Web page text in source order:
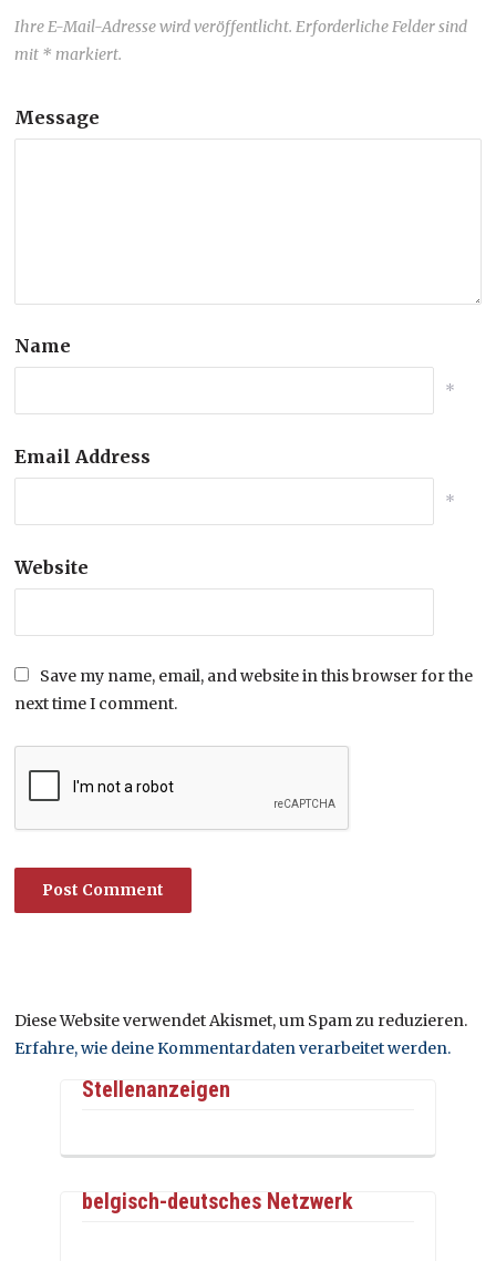
Ihre E-Mail-Adresse wird veröffentlicht. Erforderliche Felder sind
mit * markiert.
Message
Name
*
Email Address
*
Website
Save my name, email, and website in this browser for the
next time I comment.
Diese Website verwendet Akismet, um Spam zu reduzieren.
Erfahre, wie deine Kommentardaten verarbeitet werden.
Stellenanzeigen
belgisch-deutsches Netzwerk